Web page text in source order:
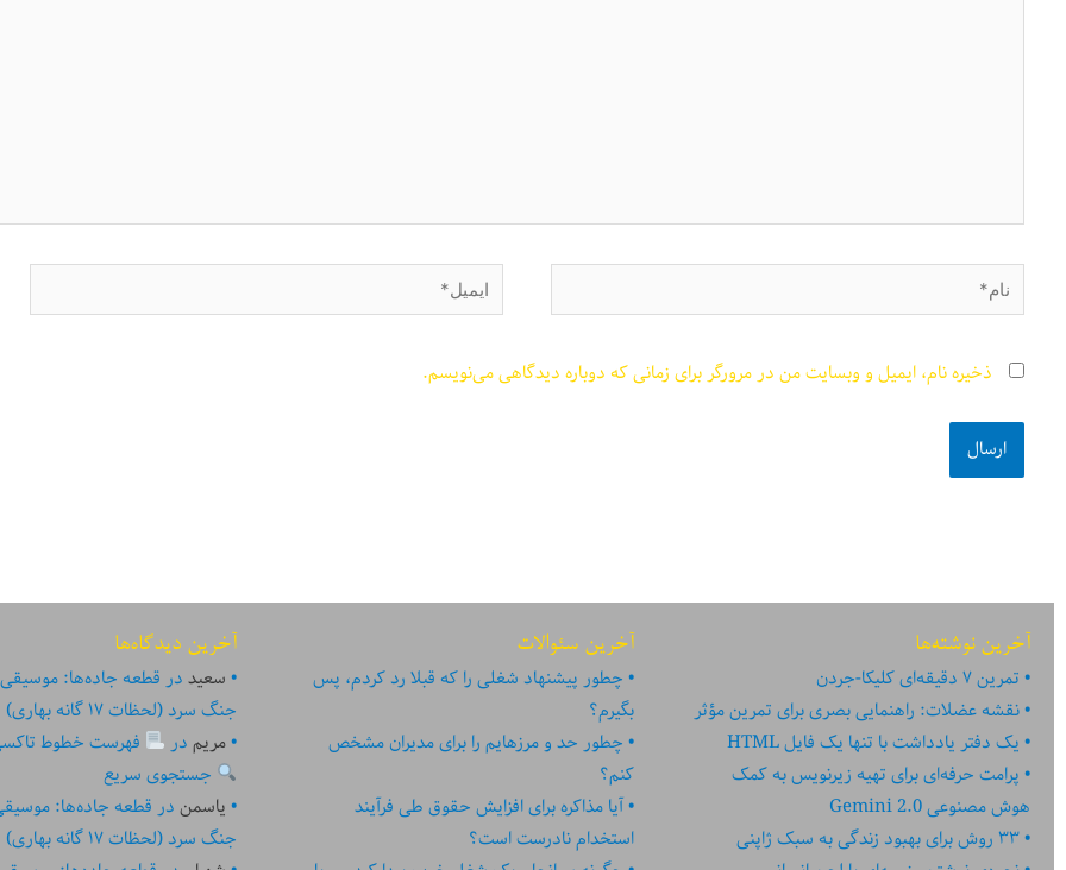
نام* ایمیل*
ذخیره نام، ایمیل و وبسایت من در مرورگر برای زمانی که دوباره دیدگاهی می‌نویسم.
آخرین نوشته‌ها
تمرین ۷ دقیقه‌ای کلیکا-جردن
نقشه عضلات: راهنمایی بصری برای تمرین مؤثر
یک دفتر یادداشت با تنها یک فایل HTML
پرامت حرفه‌ای برای تهیه زیرنویس به کمک
هوش مصنوعی Gemini 2.0
۳۳ روش برای بهبود زندگی به سبک ژاپنی
آخرین سئوالات
چطور پیشنهاد شغلی را که قبلا رد کردم، پس
بگیرم؟
چطور حد و مرزهایم را برای مدیران مشخص
کنم؟
آیا مذاکره برای افزایش حقوق طی فرآیند
استخدام نادرست است؟
آخرین دیدگاه‌ها
سعیددرقطعه جاده‌ها:
جنگ سرد (لحظات ۱۷ گانه بهاری)
مریمدر
فهرست خطوط تاکسی
جستجوی سریع
یاسمندرقطعه جاده‌ها:
جنگ سرد (لحظات ۱۷ گانه بهاری)